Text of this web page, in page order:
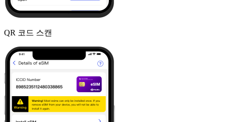
QR 코드 스캔